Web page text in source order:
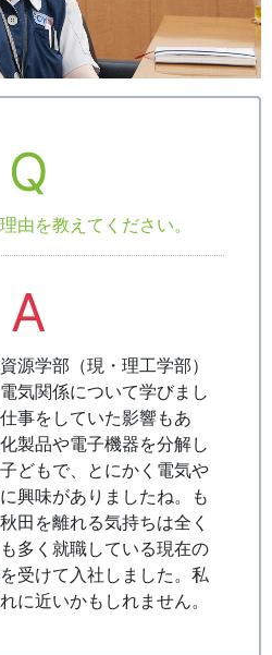
Q
由を教えてください。
A
源学部（現・理工学部）
気関係について学びまし
事をしていた影響もあ
製品や電子機器を分解し
どもで、とにかく電気や
興味がありましたね。も
田を離れる気持ちは全く
多く就職している現在の
受けて入社しました。私
に近いかもしれません。